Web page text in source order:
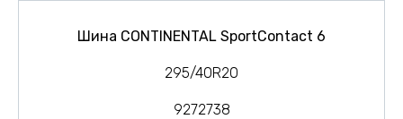
Шина CONTINENTAL SportContact 6
295/40R20
9272738